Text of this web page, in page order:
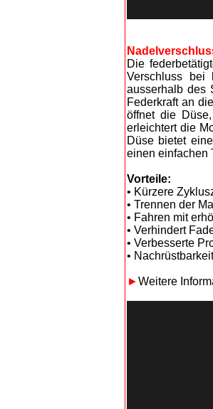
Die
Verschluss bei
ausserhalb des
Federkraft an
öffnet die
erleichtert die
Düse bietet
einen einfachen
Vorteile:
• Kürzere
• Trennen der
• Fahren mit
• Verhindert
• Verbesserte
• Nachrüstbarkeit
►Weitere